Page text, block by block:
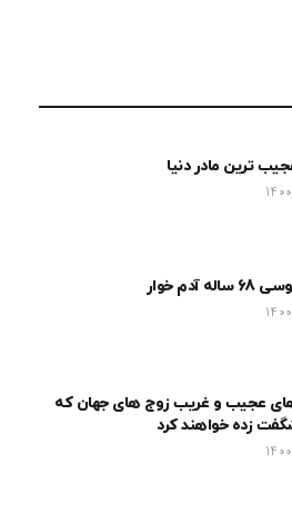
ترین مادر دنیا
آدم خوار
های عجیب و غریب زوج های جهان که
زده خواهند کرد